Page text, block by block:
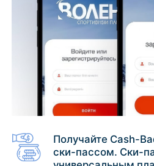
Пополняйте ски-пасс,
и историей
Получайте Cash-Back с
ски-пассом. Ски-пасс
универсальным
в парках «Волен» —